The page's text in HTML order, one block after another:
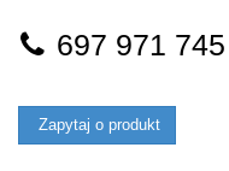
697 971 745
Zapytaj o produkt